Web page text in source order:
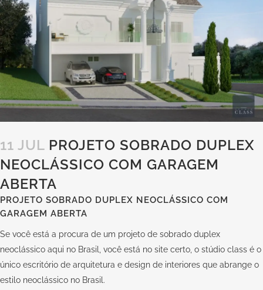
11 JUL PROJETO SOBRADO DUPLEX
NEOCLÁSSICO COM GARAGEM
ABERTA
PROJETO SOBRADO DUPLEX NEOCLÁSSICO COM
GARAGEM ABERTA
Se você está a procura de um projeto de sobrado duplex
neoclássico aqui no Brasil, você está no site certo, o stúdio class é o
único escritório de arquitetura e design de interiores que abrange o
estilo neoclássico no Brasil.